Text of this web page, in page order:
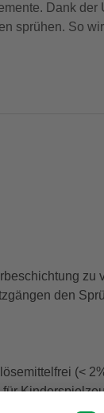
Dank
sprühen. So
den
(<